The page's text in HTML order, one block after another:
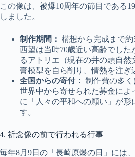
この像は、被爆10周年の節目である
しました。
制作期間： 構想から完成まで
西望は当時70歳近い高齢でした
るアトリエ（現在の井の頭自然
膏模型を自ら削り、情熱を注ぎ
全国からの寄付： 制作費の多く
世界中から寄せられた募金によ
に「人々の平和への願い」が形
す。
4. 祈念像の前で行われる行事
毎年8月9日の「長崎原爆の日」には